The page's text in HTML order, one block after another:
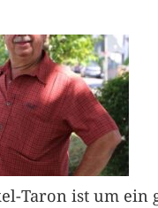
Taron ist um ein